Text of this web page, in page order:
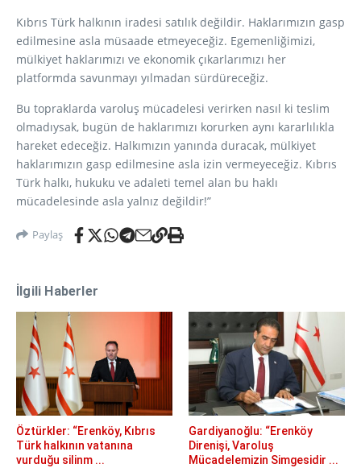
Kıbrıs Türk halkının iradesi satılık değildir. Haklarımızın gasp
edilmesine asla müsaade etmeyeceğiz. Egemenliğimizi,
mülkiyet haklarımızı ve ekonomik çıkarlarımızı her
platformda savunmayı yılmadan sürdüreceğiz.
Bu topraklarda varoluş mücadelesi verirken nasıl ki teslim
olmadıysak, bugün de haklarımızı korurken aynı kararlılıkla
hareket edeceğiz. Halkımızın yanında duracak, mülkiyet
haklarımızın gasp edilmesine asla izin vermeyeceğiz. Kıbrıs
Türk halkı, hukuku ve adaleti temel alan bu haklı
mücadelesinde asla yalnız değildir!”
Paylaş
İlgili Haberler
Öztürkler: “Erenköy, Kıbrıs
Türk halkının vatanına
vurduğu silinm ...
Gardiyanoğlu: “Erenköy
Direnişi, Varoluş
Mücadelemizin Simgesidir ...